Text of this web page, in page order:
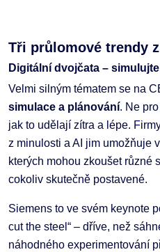
Tři průlomové trendy z
Digitální dvojčata –
Velmi silným tématem se na
simulace a plánování. Ne
jak to udělají zítra a lépe.
z minulosti a AI jim umožňuje
kterých mohou zkoušet různé
cokoliv skutečně postavené.
Siemens to ve svém keynote
cut the steel“ – dříve, než
náhodného experimentování